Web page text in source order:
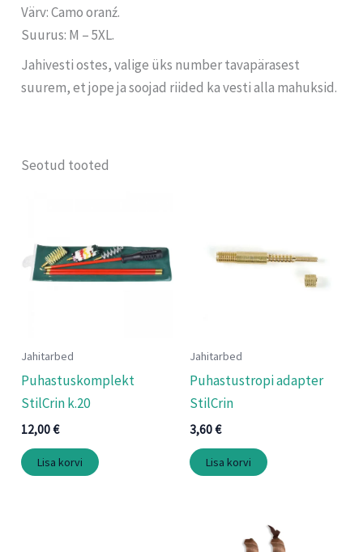
Värv: Camo oranź.
Suurus: M – 5XL.
Jahivesti ostes, valige üks number tavapärasest
suurem, et jope ja soojad riided ka vesti alla mahuksid.
Seotud tooted
Jahitarbed
Puhastuskomplekt
StilCrin k.20
12,00€
Lisa korvi
Jahitarbed
Puhastustropi adapter
StilCrin
3,60€
Lisa korvi